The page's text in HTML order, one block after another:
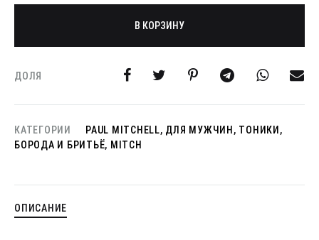
В КОРЗИНУ
ДОЛЯ
КАТЕГОРИИ PAUL MITCHELL, ДЛЯ МУЖЧИН , ТОНИКИ ,
БОРОДА И БРИТЬЁ, MITCH
ОПИСАНИЕ